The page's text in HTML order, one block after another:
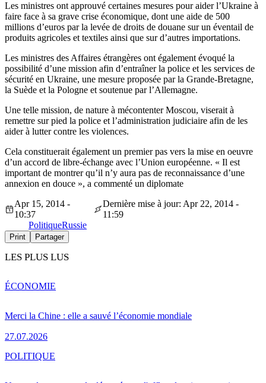
Les ministres ont approuvé certaines mesures pour aider l’Ukraine à
faire face à sa grave crise économique, dont une aide de 500
millions d’euros par la levée de droits de douane sur un éventail de
produits agricoles et textiles ainsi que sur d’autres importations.
Les ministres des Affaires étrangères ont également évoqué la
possibilité d’une mission afin d’entraîner la police et les services de
sécurité en Ukraine, une mesure proposée par la Grande-Bretagne,
la Suède et la Pologne et soutenue par l’Allemagne.
Une telle mission, de nature à mécontenter Moscou, viserait à
remettre sur pied la police et l’administration judiciaire afin de les
aider à lutter contre les violences.
Cela constituerait également un premier pas vers la mise en oeuvre
d’un accord de libre-échange avec l’Union européenne. « Il est
important de montrer qu’il n’y aura pas de reconnaissance d’une
annexion en douce », a commenté un diplomate
Apr 15, 2014 -
10:37
Dernière mise à jour: Apr 22, 2014 -
11:59
PolitiqueRussie
Print Partager
LES PLUS LUS
Merci la Chine : elle a sauvé l’économie mondiale
27.07.2026
ÉCONOMIE
POLITIQUE